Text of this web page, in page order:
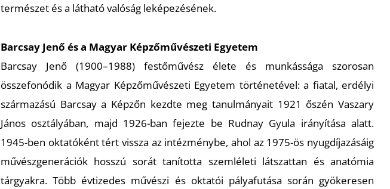
természet és a látható valóság leképezésének.
Barcsay Jenő és a Magyar Képzőművészeti Egyetem
Barcsay Jenő (1900–1988) festőművész élete és munkássága szorosan
összefonódik a Magyar Képzőművészeti Egyetem történetével: a fiatal, erdélyi
származású Barcsay a Képzőn kezdte meg tanulmányait 1921 őszén Vaszary
János osztályában, majd 1926-ban fejezte be Rudnay Gyula irányítása alatt.
1945-ben oktatóként tért vissza az intézménybe, ahol az 1975-ös nyugdíjazásáig
művészgenerációk hosszú sorát tanította szemléleti látszattan és anatómia
tárgyakra. Több évtizedes művészi és oktatói pályafutása során gyökeresen